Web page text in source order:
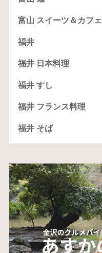
富山 スイーツ＆カフェ
福井
福井 日本料理
福井 すし
福井 フランス料理
福井 そば